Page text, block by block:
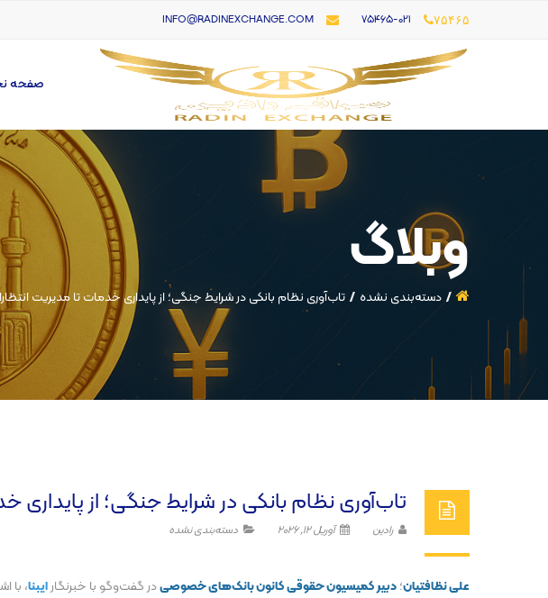
۷۵۴۶۵ INFO@RADINEXCHANGE.COM
صفحه
وبلاگ
دسته‌بندی نشده تاب‌آوری نظام بانکی در شرایط جنگی؛ از پایداری خدمات تا مدیریت
تاب‌آوری نظام بانکی در شرایط جنگی؛ از
رادین آوریل 12, 2026 دسته‌بندی نشده
علی نظافتیان؛دبیر کمیسیون حقوقی کانون بانک‌های خصوصیدر گفت‌و‍‌گو با خبرنگارایبنا